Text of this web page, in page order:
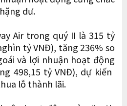
dư.
Air trong quý II là 315 tỷ
tỷ VNĐ), tăng 236% so
và lợi nhuận hoạt động
498,15 tỷ VNĐ), dự kiến
lỗ thành lãi.